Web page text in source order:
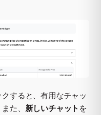
クすると、有用なチャッ
た、 新しいチャット を